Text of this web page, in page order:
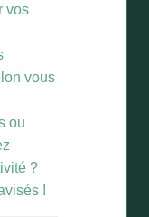
vos
vous
ou
?
!